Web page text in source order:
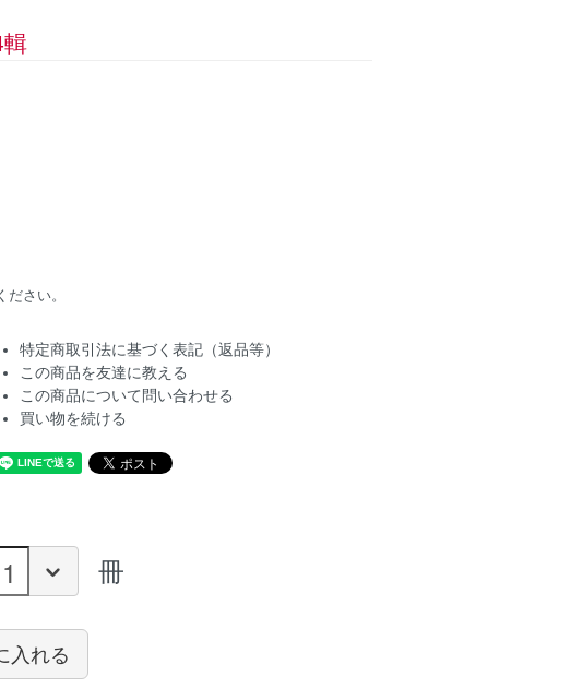
さい。
特定商取引法に基づく表記（返品等）
この商品を友達に教える
この商品について問い合わせる
買い物を続ける
冊
入れる